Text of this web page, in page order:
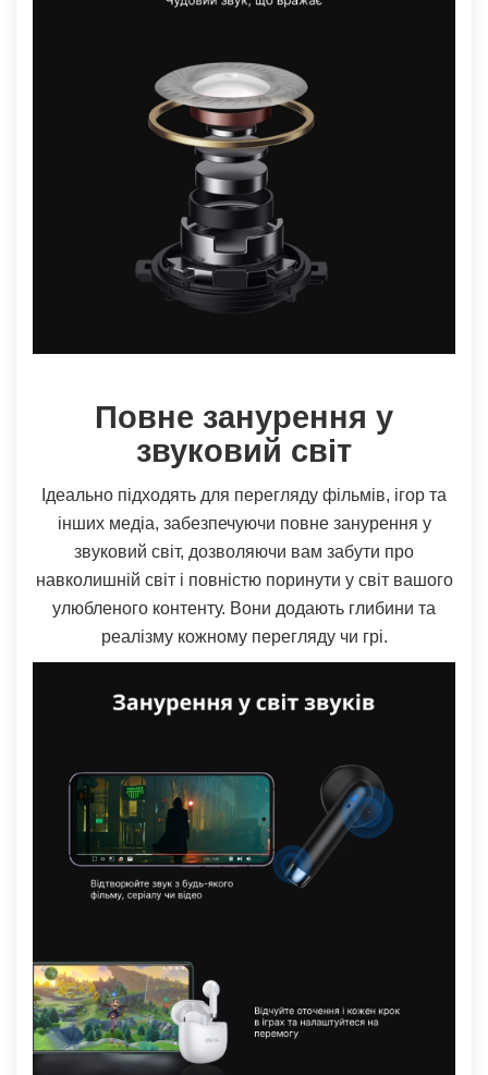
Повне занурення у
звуковий світ
Ідеально підходять для перегляду фільмів, ігор та
інших медіа, забезпечуючи повне занурення у
звуковий світ, дозволяючи вам забути про
навколишній світ і повністю поринути у світ вашого
улюбленого контенту. Вони додають глибини та
реалізму кожному перегляду чи грі.